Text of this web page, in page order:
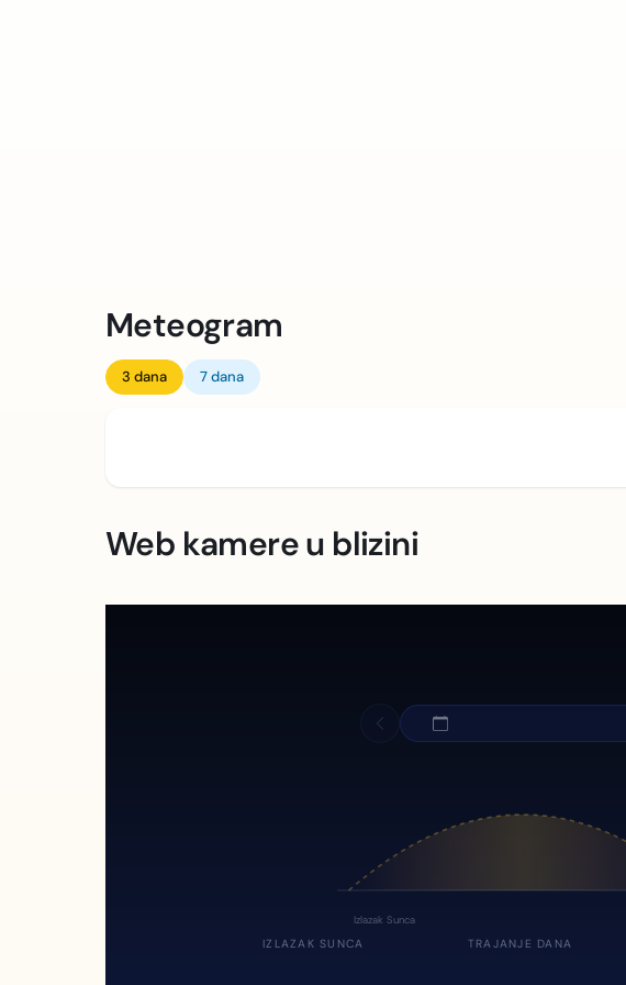
Meteogram
3 dana 7 dana
Web kamere u blizini
Izlazak Sunca
IZLAZAK SUNCA TRAJANJE DANA